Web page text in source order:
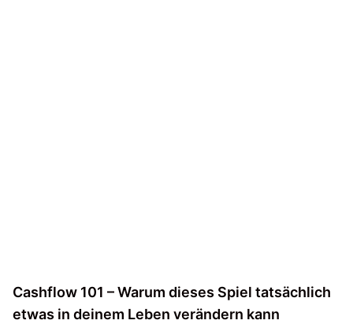
Cashflow 101 – Warum dieses Spiel tatsächlich
etwas in deinem Leben verändern kann